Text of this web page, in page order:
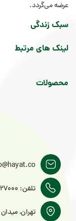
عرضه می‌گردد.
سبک زندگی
لینک های مرتبط
محصولات
تلفن: 89327000-021
تهران،